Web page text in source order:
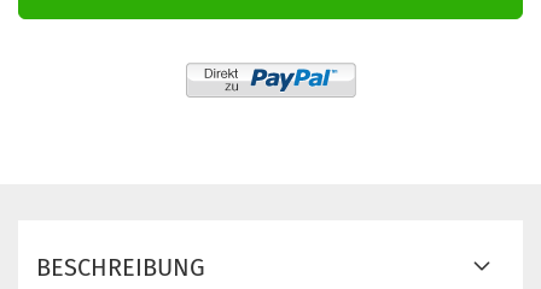
BESCHREIBUNG